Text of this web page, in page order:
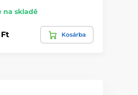
na skladě
Ft Kosárba